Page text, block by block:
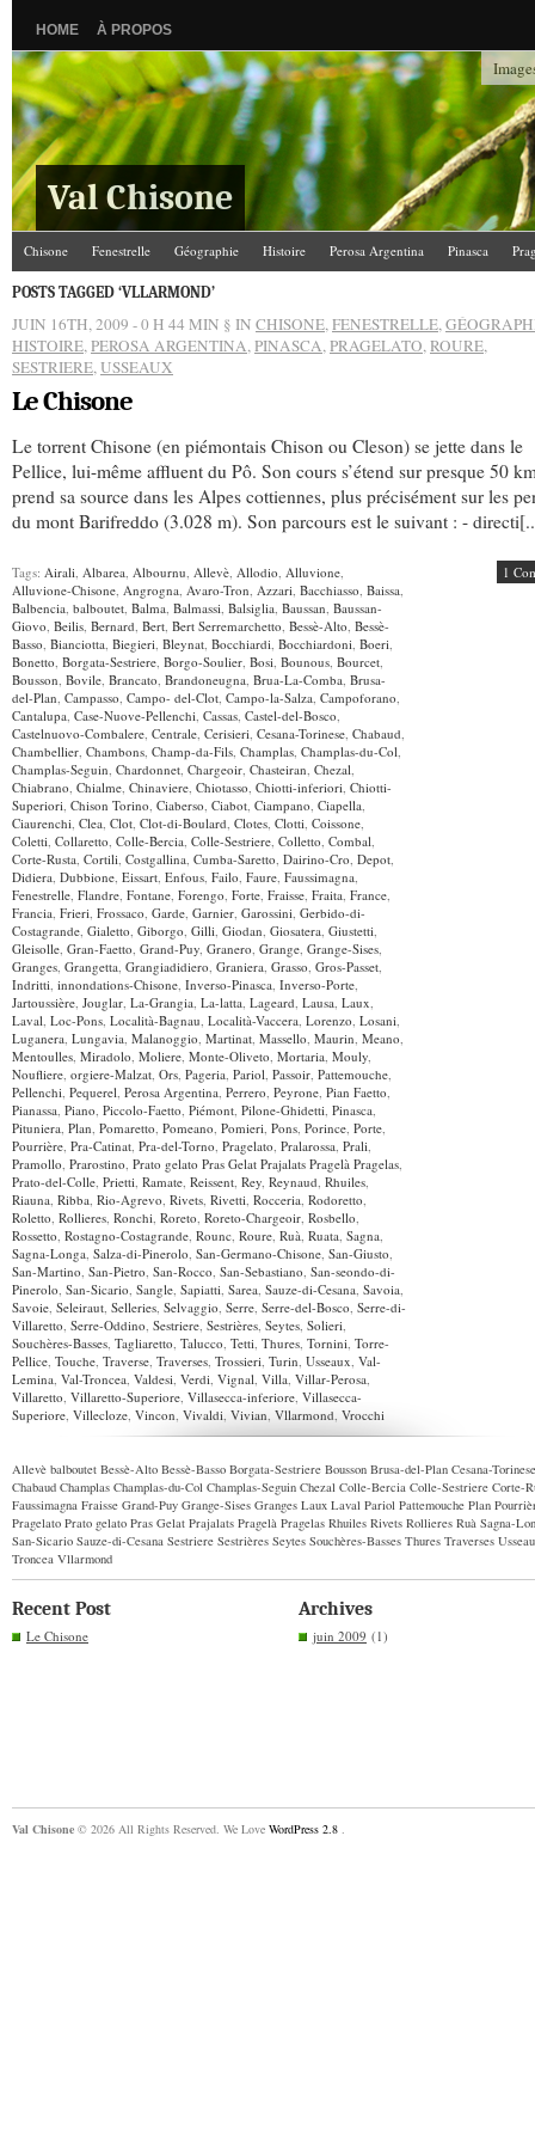
HOME À PROPOS
Val Chisone
Chisone Fenestrelle Géographie Histoire Perosa Argentina Pinasca
POSTS TAGGED ‘VLLARMOND’
JUIN 16TH, 2009 - 0 H 44 MIN § IN CHISONE,FENESTRELLE,
HISTOIRE,PEROSA ARGENTINA,PINASCA,PRAGELATO,ROURE,
SESTRIERE,USSEAUX
Le Chisone
Le torrent Chisone (en piémontais Chison ou Cleson) se jette dans le
Pellice, lui-même affluent du Pô. Son cours s’étend sur presque 50
prend sa source dans les Alpes cottiennes, plus précisément sur les
du mont Barifreddo (3.028 m). Son parcours est le suivant : -
Tags: Airali, Albarea, Albournu, Allevè, Allodio, Alluvione,
Alluvione-Chisone, Angrogna, Avaro-Tron, Azzari, Bacchiasso, Baissa,
Balbencia, balboutet, Balma, Balmassi, Balsiglia, Baussan, Baussan-
Giovo, Beilis, Bernard, Bert, Bert Serremarchetto, Bessè-Alto, Bessè-
Basso, Bianciotta, Biegieri, Bleynat, Bocchiardi, Bocchiardoni, Boeri,
Bonetto, Borgata-Sestriere, Borgo-Soulier, Bosi, Bounous, Bourcet,
Bousson, Bovile, Brancato, Brandoneugna, Brua-La-Comba, Brusa-
del-Plan, Campasso, Campo- del-Clot, Campo-la-Salza, Campoforano,
Cantalupa, Case-Nuove-Pellenchi, Cassas, Castel-del-Bosco,
Castelnuovo-Combalere, Centrale, Cerisieri, Cesana-Torinese, Chabaud,
Chambellier, Chambons, Champ-da-Fils, Champlas, Champlas-du-Col,
Champlas-Seguin, Chardonnet, Chargeoir, Chasteiran, Chezal,
Chiabrano, Chialme, Chinaviere, Chiotasso, Chiotti-inferiori, Chiotti-
Superiori, Chison Torino, Ciaberso, Ciabot, Ciampano, Ciapella,
Ciaurenchi, Clea, Clot, Clot-di-Boulard, Clotes, Clotti, Coissone,
Coletti, Collaretto, Colle-Bercia, Colle-Sestriere, Colletto, Combal,
Corte-Rusta, Cortili, Costgallina, Cumba-Saretto, Dairino-Cro, Depot,
Didiera, Dubbione, Eissart, Enfous, Failo, Faure, Faussimagna,
Fenestrelle, Flandre, Fontane, Forengo, Forte, Fraisse, Fraita, France,
Francia, Frieri, Frossaco, Garde, Garnier, Garossini, Gerbido-di-
Costagrande, Gialetto, Giborgo, Gilli, Giodan, Giosatera, Giustetti,
Gleisolle, Gran-Faetto, Grand-Puy, Granero, Grange, Grange-Sises,
Granges, Grangetta, Grangiadidiero, Graniera, Grasso, Gros-Passet,
Indritti, innondations-Chisone, Inverso-Pinasca, Inverso-Porte,
Jartoussière, Jouglar, La-Grangia, La-latta, Lageard, Lausa, Laux,
Laval, Loc-Pons, Località-Bagnau, Località-Vaccera, Lorenzo, Losani,
Luganera, Lungavia, Malanoggio, Martinat, Massello, Maurin, Meano,
Mentoulles, Miradolo, Moliere, Monte-Oliveto, Mortaria, Mouly,
Noufliere, orgiere-Malzat, Ors, Pageria, Pariol, Passoir, Pattemouche,
Pellenchi, Pequerel, Perosa Argentina, Perrero, Peyrone, Pian Faetto,
Pianassa, Piano, Piccolo-Faetto, Piémont, Pilone-Ghidetti, Pinasca,
Pituniera, Plan, Pomaretto, Pomeano, Pomieri, Pons, Porince, Porte,
Pourrière, Pra-Catinat, Pra-del-Torno, Pragelato, Pralarossa, Prali,
Pramollo, Prarostino, Prato gelato Pras Gelat Prajalats Pragelà Pragelas,
Prato-del-Colle, Prietti, Ramate, Reissent, Rey, Reynaud, Rhuiles,
Riauna, Ribba, Rio-Agrevo, Rivets, Rivetti, Rocceria, Rodoretto,
Roletto, Rollieres, Ronchi, Roreto, Roreto-Chargeoir, Rosbello,
Rossetto, Rostagno-Costagrande, Rounc, Roure, Ruà, Ruata, Sagna,
Sagna-Longa, Salza-di-Pinerolo, San-Germano-Chisone, San-Giusto,
San-Martino, San-Pietro, San-Rocco, San-Sebastiano, San-seondo-di-
Pinerolo, San-Sicario, Sangle, Sapiatti, Sarea, Sauze-di-Cesana, Savoia,
Savoie, Seleiraut, Selleries, Selvaggio, Serre, Serre-del-Bosco, Serre-di-
Villaretto, Serre-Oddino, Sestriere, Sestrières, Seytes, Solieri,
Souchères-Basses, Tagliaretto, Talucco, Tetti, Thures, Tornini, Torre-
Pellice, Touche, Traverse, Traverses, Trossieri, Turin, Usseaux, Val-
Lemina, Val-Troncea, Valdesi, Verdi, Vignal, Villa, Villar-Perosa,
Villaretto, Villaretto-Superiore, Villasecca-inferiore, Villasecca-
Superiore, Villecloze, Vincon, Vivaldi, Vivian, Vllarmond, Vrocchi
1
Allevè balboutet Bessè-Alto Bessè-Basso Borgata-Sestriere Bousson Brusa-del-Plan Cesana-Torinese
Chabaud Champlas Champlas-du-Col Champlas-Seguin Chezal Colle-Bercia Colle-Sestriere Corte-
Faussimagna Fraisse Grand-Puy Grange-Sises Granges Laux Laval Pariol Pattemouche Plan
Pragelato Prato gelato Pras Gelat Prajalats Pragelà Pragelas Rhuiles Rivets Rollieres Ruà Sagna-
San-Sicario Sauze-di-Cesana Sestriere Sestrières Seytes Souchères-Basses Thures Traverses
Troncea Vllarmond
Recent Post
Le Chisone
Archives
juin 2009 (1)
Val Chisone © 2026 All Rights Reserved. We Love WordPress 2.8 .